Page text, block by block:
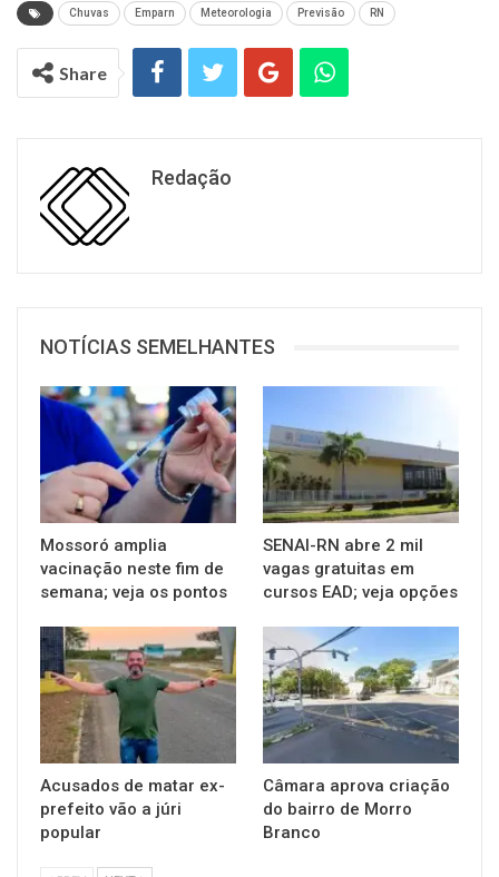
Chuvas Emparn Meteorologia Previsão RN
Share
Redação
NOTÍCIAS SEMELHANTES
Mossoró amplia
vacinação neste fim de
semana; veja os pontos
SENAI-RN abre 2 mil
vagas gratuitas em
cursos EAD; veja opções
Acusados de matar ex-
prefeito vão a júri
popular
Câmara aprova criação
do bairro de Morro
Branco